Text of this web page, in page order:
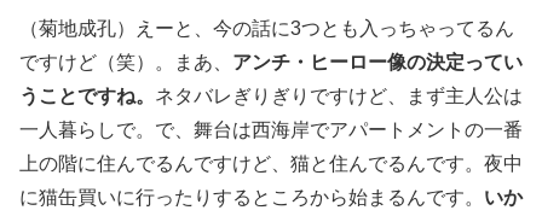
（菊地成孔）えーと、今の話に3つとも入っちゃってるん
ですけど（笑）。まあ、 アンチ・ヒーロー像の決定ってい
うことですね。 ネタバレぎりぎりですけど、まず主人公は
一人暮らしで。で、舞台は西海岸でアパートメントの一番
上の階に住んでるんですけど、猫と住んでるんです。夜中
に猫缶買いに行ったりするところから始まるんです。 いか